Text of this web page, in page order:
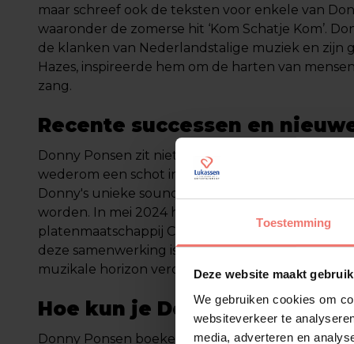
Toestemming
Deze website maakt
We gebruiken cookies om
websiteverkeer te
media, adverteren en
maar schreef ook de teksten voor enkele van
waaronder de zomerse hit ‘Kom Schatje Kom’.
de klanken van Nederlandstalige muziek en zijn
Hazes, inspireerde hem om de harten van
zang.
Recente successen en
Donny Ponsen zit niet stil. Zijn nieuwste single
wederom een schot in de roos. Dit zomerse
Donny's unieke sound horen en belooft een
worden. In mei 2024 heeft Donny een contract
platenmaatschappij Cornelis Music, een grote
deze samenwerking is hij klaar om nog meer hits
muzikale horizon verder te verbreden.
Hoe kun je Donny Ponsen
Donny Ponsen boeken is eenvoudig en snel via